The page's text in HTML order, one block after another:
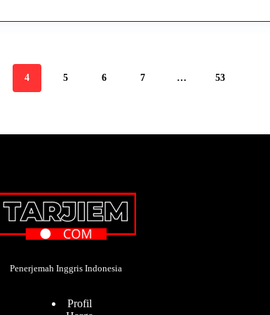
4 5 6 7 … 53
Penerjemah Inggris Indonesia
Profil